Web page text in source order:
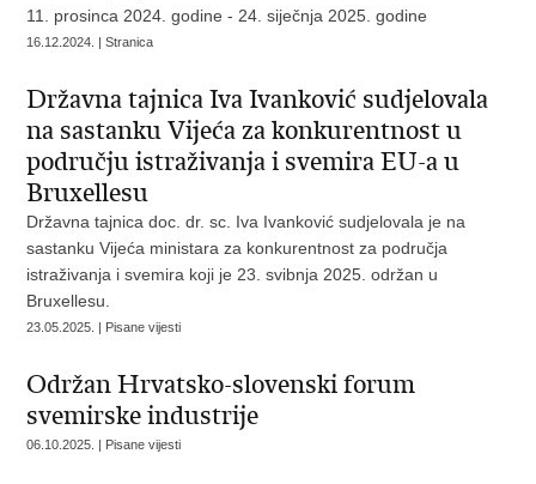
11. prosinca 2024. godine - 24. siječnja 2025. godine
16.12.2024. | Stranica
Državna tajnica Iva Ivanković sudjelovala
na sastanku Vijeća za konkurentnost u
području istraživanja i svemira EU-a u
Bruxellesu
Državna tajnica doc. dr. sc. Iva Ivanković sudjelovala je na
sastanku Vijeća ministara za konkurentnost za područja
istraživanja i svemira koji je 23. svibnja 2025. održan u
Bruxellesu.
23.05.2025. | Pisane vijesti
Održan Hrvatsko-slovenski forum
svemirske industrije
06.10.2025. | Pisane vijesti